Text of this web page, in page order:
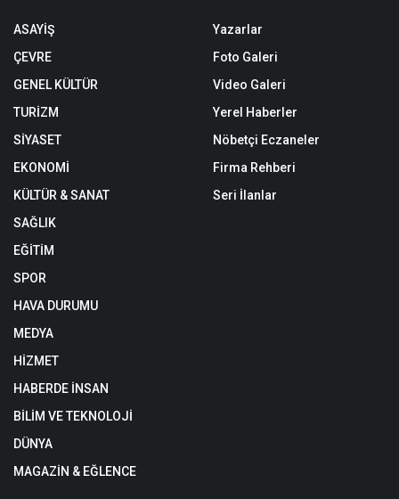
ASAYİŞ
ÇEVRE
GENEL KÜLTÜR
TURİZM
SİYASET
EKONOMİ
KÜLTÜR & SANAT
SAĞLIK
EĞİTİM
SPOR
HAVA DURUMU
MEDYA
HİZMET
HABERDE İNSAN
BİLİM VE TEKNOLOJİ
DÜNYA
MAGAZİN & EĞLENCE
Yazarlar
Foto Galeri
Video Galeri
Yerel Haberler
Nöbetçi Eczaneler
Firma Rehberi
Seri İlanlar